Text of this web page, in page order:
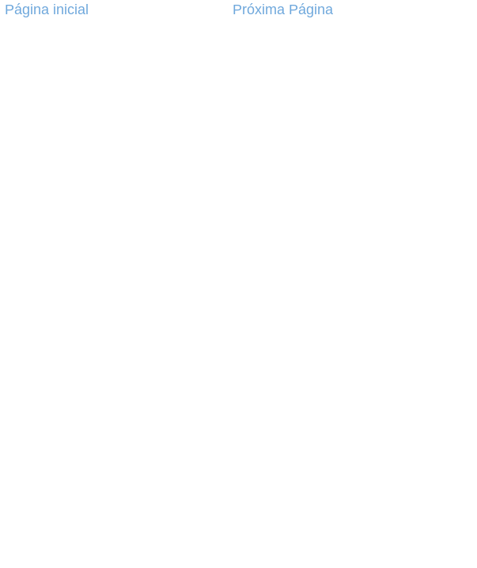
Próxima Página
Página inicial